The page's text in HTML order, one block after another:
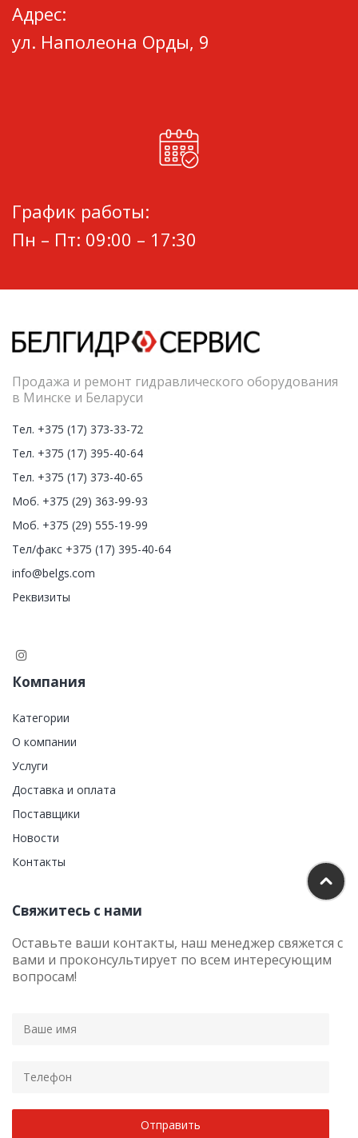
Адрес:
ул. Наполеона Орды, 9
График работы:
Пн – Пт: 09:00 – 17:30
Продажа и ремонт гидравлического оборудования
в Минске и Беларуси
Тел. +375 (17) 373-33-72
Тел. +375 (17) 395-40-64
Тел. +375 (17) 373-40-65
Моб. +375 (29) 363-99-93
Моб. +375 (29) 555-19-99
Тел/факс +375 (17) 395-40-64
info@belgs.com
Реквизиты
Компания
Категории
О компании
Услуги
Доставка и оплата
Поставщики
Новости
Контакты
Свяжитесь с нами
Оставьте ваши контакты, наш менеджер свяжется с
вами и проконсультирует по всем интересующим
вопросам!